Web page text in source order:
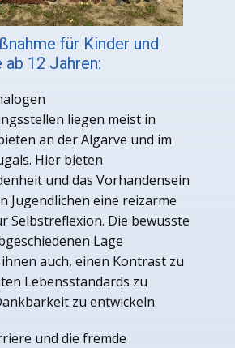
für Kinder und
12 Jahren:
liegen meist in
an der Algarve und im
Hier bieten
und das Vorhandensein
Jugendlichen eine reizarme
Selbstreflexion. Die bewusste
Lage
auch, einen Kontrast zu
Lebensstandards zu
zu entwickeln.
und die fremde